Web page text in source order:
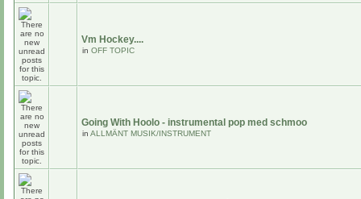
Vm Hockey....
in OFF TOPIC
Going With Hoolo - instrumental pop med schmoo
in ALLMÄNT MUSIK/INSTRUMENT